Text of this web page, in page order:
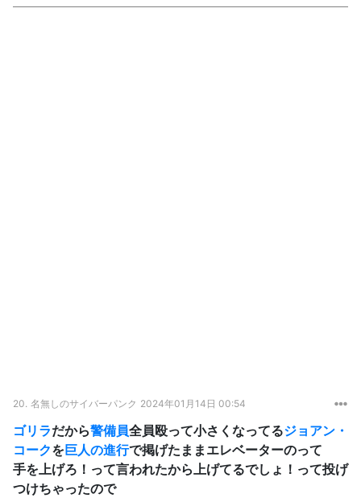
20. 名無しのサイバーパンク 2024年01月14日 00:54
ゴリラだから警備員全員殴って小さくなってるジョアン・
コークを巨人の進行で掲げたままエレベーターのって
手を上げろ！って言われたから上げてるでしょ！って投げ
つけちゃったので